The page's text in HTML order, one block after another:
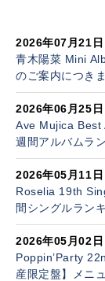
2026年07月21日
青木陽菜 Mini
のご案内につき
2026年06月25日
Ave Mujica Best
週間アルバムラ
2026年05月11日
Roselia 19th
間シングルラン
2026年05月02日
Poppin’Party
産限定盤】メニ